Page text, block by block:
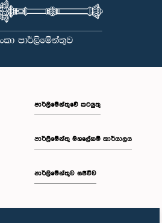
පාර්ලිමේන්තුවේ කටයුතු
පාර්ලිමේන්තු මහලේකම් කාර්යාලය
පාර්ලිමේන්තුව සජීවීව